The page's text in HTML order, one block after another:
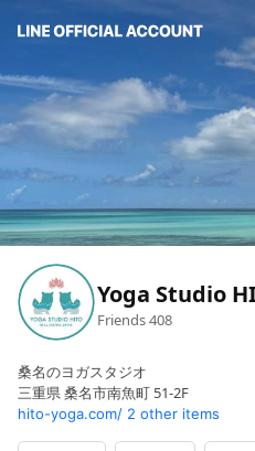
Yoga Studio
Friends408
桑名のヨガスタジオ
三重県 桑名市南魚町 51-2F
hito-yoga.com/ 2 other items